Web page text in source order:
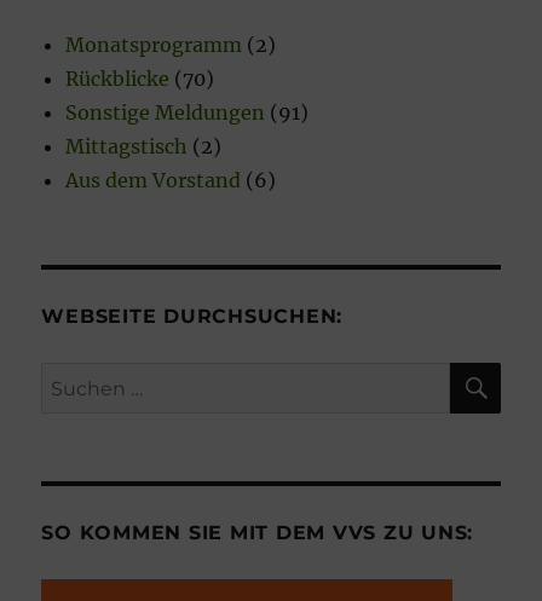
Monatsprogramm (2)
Rückblicke (70)
Sonstige Meldungen (91)
Mittagstisch (2)
Aus dem Vorstand (6)
WEBSEITE DURCHSUCHEN:
Suchen
SO KOMMEN SIE MIT DEM VVS ZU UNS: